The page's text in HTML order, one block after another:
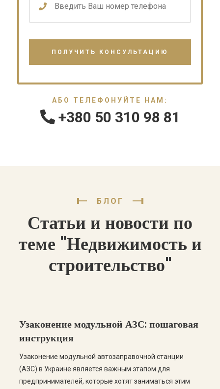
АБО ТЕЛЕФОНУЙТЕ НАМ:
+380 50 310 98 81
БЛОГ
Статьи и новости по
теме "Недвижимость и
строительство"
Узаконение модульной АЗС: пошаговая
инструкция
Узаконение модульной автозаправочной станции
(АЗС) в Украине является важным этапом для
предпринимателей, которые хотят заниматься этим